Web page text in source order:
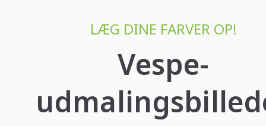
LÆG DINE FARVER OP!
Vespe-